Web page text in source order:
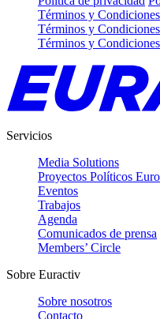
Términos y
Términos y
Términos y
Servicios
Media Solutions
Proyectos Políticos
Eventos
Trabajos
Agenda
Comunicados de prensa
Members’ Circle
Sobre Euractiv
Sobre nosotros
Contacto